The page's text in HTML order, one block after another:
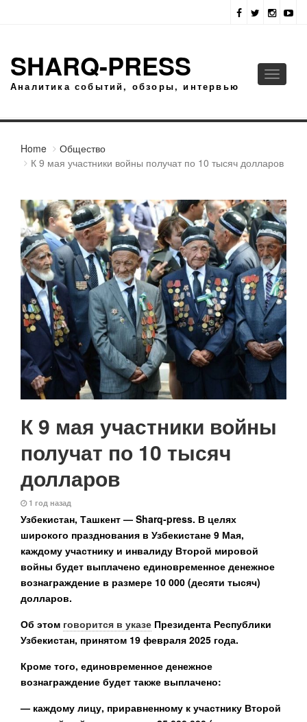
SHARQ-PRESS
Аналитика событий, обзоры, интервью
Toggle
Home
Общество
К 9 мая участники войны получат по 10 тысяч долларов
К 9 мая участники войны
получат по 10 тысяч
долларов
1 год назад
Узбекистан, Ташкент — Sharq-press. В целях
широкого празднования в Узбекистане 9 Мая,
каждому участнику и инвалиду Второй мировой
войны будет выплачено единовременное денежное
вознаграждение в размере 10 000 (десяти тысяч)
долларов.
Об этом говорится в указе Президента Республики
Узбекистан, принятом 19 февраля 2025 года.
Кроме того, единовременное денежное
вознаграждение будет также выплачено:
— каждому лицу, приравненному к участнику Второй